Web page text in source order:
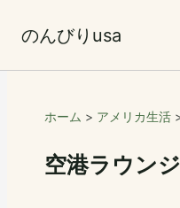
ス
のんびりusa
ホーム アメリカ生活
空港ラウンジ